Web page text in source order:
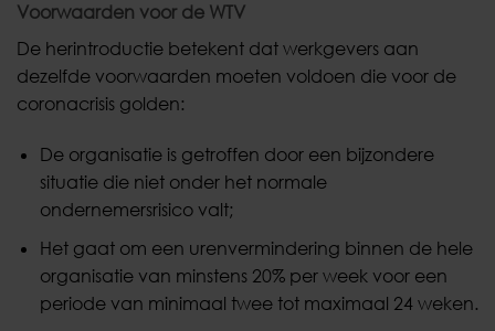
Voorwaarden voor de WTV
De herintroductie betekent dat werkgevers aan
dezelfde voorwaarden moeten voldoen die voor de
coronacrisis golden:
De organisatie is getroffen door een bijzondere
situatie die niet onder het normale
ondernemersrisico valt;
Het gaat om een urenvermindering binnen de hele
organisatie van minstens 20% per week voor een
periode van minimaal twee tot maximaal 24 weken.